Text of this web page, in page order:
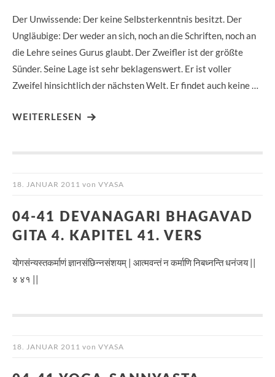
Der Unwissende: Der keine Selbsterkenntnis besitzt. Der
Ungläubige: Der weder an sich, noch an die Schriften, noch an
die Lehre seines Gurus glaubt. Der Zweifler ist der größte
Sünder. Seine Lage ist sehr beklagenswert. Er ist voller
Zweifel hinsichtlich der nächsten Welt. Er findet auch keine …
WEITERLESEN
18. JANUAR 2011 von VYASA
04-41 DEVANAGARI BHAGAVAD
GITA 4. KAPITEL 41. VERS
योगसंन्यस्तकर्माणं ज्ञानसंछिन्नसंशयम् | आत्मवन्तं न कर्माणि निबध्नन्ति धनंजय ||
४ ४१ ||
18. JANUAR 2011 von VYASA